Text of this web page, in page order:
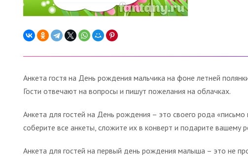
Анкета гостя на День рождения мальчика на фоне летней
Гости отвечают на вопросы и пишут пожелания на облачках.
Анкета для гостей на День рождения – это своего рода
соберите все анкеты, сложите их в конверт и подарите вашему
Анкета для гостей на первый день рождения малыша – это не